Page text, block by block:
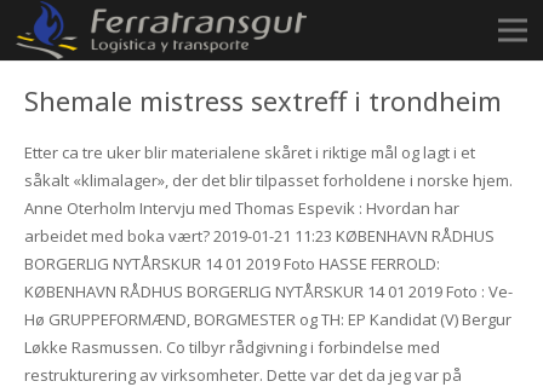
Shemale mistress sextreff i trondheim
Etter ca tre uker blir materialene skåret i riktige mål og lagt i et
såkalt «klimalager», der det blir tilpasset forholdene i norske hjem.
Anne Oterholm Intervju med Thomas Espevik : Hvordan har
arbeidet med boka vært? 2019-01-21 11:23 KØBENHAVN RÅDHUS
BORGERLIG NYTÅRSKUR 14 01 2019 Foto HASSE FERROLD:
KØBENHAVN RÅDHUS BORGERLIG NYTÅRSKUR 14 01 2019 Foto : Ve-
Hø GRUPPEFORMÆND, BORGMESTER og TH: EP Kandidat (V) Bergur
Løkke Rasmussen. Co tilbyr rådgivning i forbindelse med
restrukturering av virksomheter. Dette var det da jeg var på